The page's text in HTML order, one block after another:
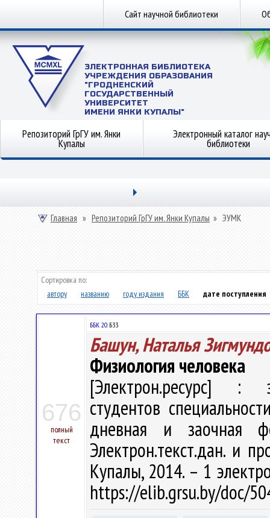
Сайт научной библиотеки
ЭЛЕКТРОННАЯ БИБЛИОТЕКА
УЧРЕЖДЕНИЯ ОБРАЗОВАНИЯ
"ГРОДНЕНСКИЙ
ГОСУДАРСТВЕННЫЙ
УНИВЕРСИТЕТ
ИМЕНИ ЯНКИ КУПАЛЫ"
Репозиторий ГрГУ им. Янки
Купалы
Электронный каталог
библиотеки
Главная » Репозиторий ГрГУ им. Янки Купалы » ЭУМК
Сортировка по:
автору
названию году издания ББК дате поступления
676
полный
текст
ББК 20.Б33
Башун, Наталья
Физиология человека
[Электрон.ресурс] :
студентов
дневная и
Электрон.текст.дан. и
Купалы, 2014. – 1
https://elib.grsu.by/doc/